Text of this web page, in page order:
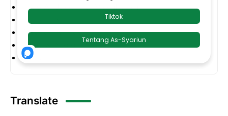
Kitab Al-Jawahirul Makhfiyyah
Kitab SBS
Pesanan Ahmad
Video & Audio
Produk
Translate